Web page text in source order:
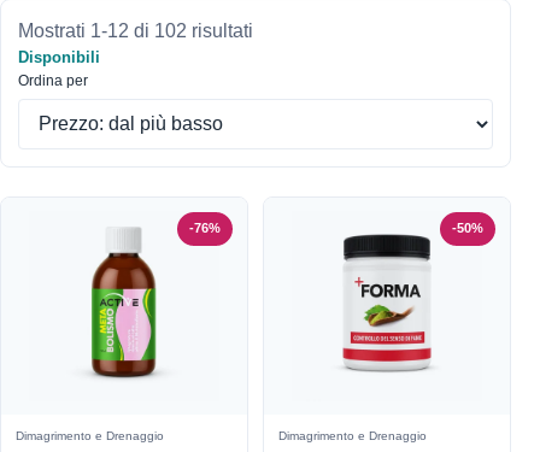
Mostrati 1-12 di 102 risultati
Disponibili
Ordina per
-76%
Dimagrimento e Drenaggio
-50%
Dimagrimento e Drenaggio